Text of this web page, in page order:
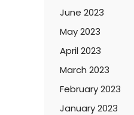
June 2023
May 2023
April 2023
March 2023
February 2023
January 2023